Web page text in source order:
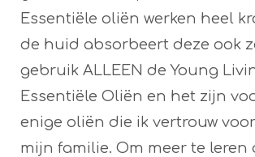
Essentiële oliën werken heel
de huid absorbeert deze ook
gebruik ALLEEN de Young
Essentiële Oliën en het zijn
enige oliën die ik vertrouw
mijn familie. Om meer te leren